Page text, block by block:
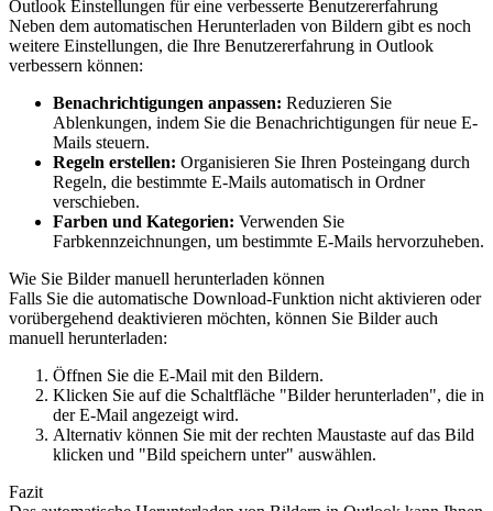
Outlook Einstellungen für eine verbesserte Benutzererfahrung
Neben dem automatischen Herunterladen von Bildern gibt es noch
weitere Einstellungen, die Ihre Benutzererfahrung in Outlook
verbessern können:
Benachrichtigungen anpassen: Reduzieren Sie
Ablenkungen, indem Sie die Benachrichtigungen für neue E-
Mails steuern.
Regeln erstellen: Organisieren Sie Ihren Posteingang durch
Regeln, die bestimmte E-Mails automatisch in Ordner
verschieben.
Farben und Kategorien: Verwenden Sie
Farbkennzeichnungen, um bestimmte E-Mails hervorzuheben.
Wie Sie Bilder manuell herunterladen können
Falls Sie die automatische Download-Funktion nicht aktivieren oder
vorübergehend deaktivieren möchten, können Sie Bilder auch
manuell herunterladen:
Öffnen Sie die E-Mail mit den Bildern.
Klicken Sie auf die Schaltfläche "Bilder herunterladen", die in
der E-Mail angezeigt wird.
Alternativ können Sie mit der rechten Maustaste auf das Bild
klicken und "Bild speichern unter" auswählen.
Fazit